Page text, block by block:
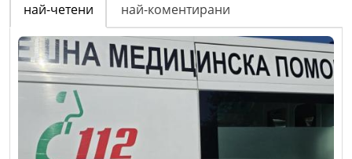
най-четени най-коментирани